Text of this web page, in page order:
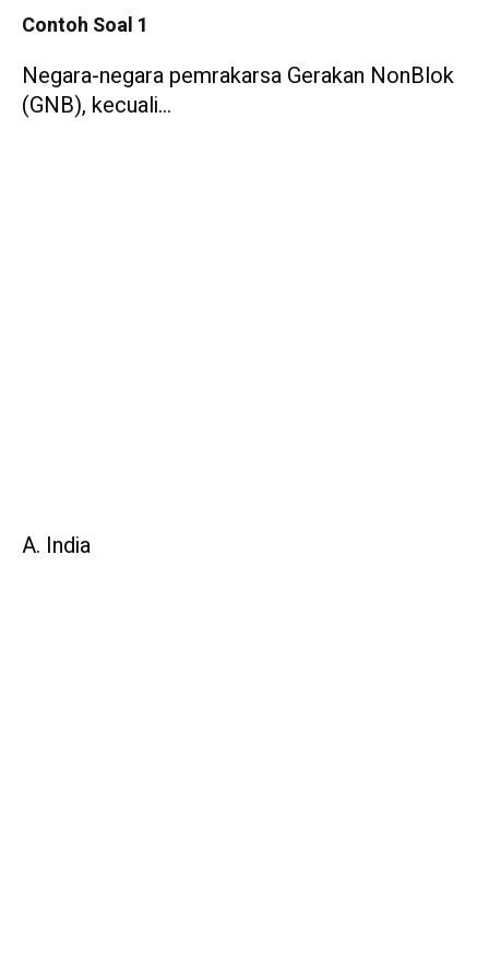
Contoh Soal 1
Negara-negara pemrakarsa Gerakan NonBlok
(GNB), kecuali…
A. India